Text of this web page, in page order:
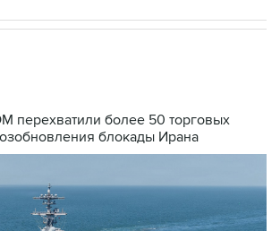
перехватили более 50 торговых
блокады Ирана